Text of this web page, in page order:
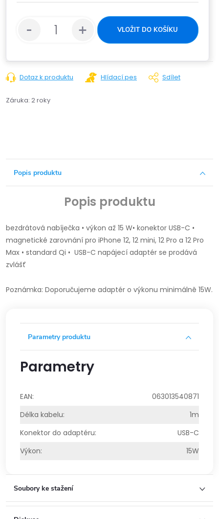
cena:
VLOŽIT DO KOŠÍKU
Dotaz k produktu Hlídací pes Sdílet
Záruka: 2 roky
Popis produktu
Popis produktu
bezdrátová nabíječka • výkon až 15 W• konektor USB-C •
magnetické zarovnání pro iPhone 12, 12 mini, 12 Pro a 12 Pro
Max • standard Qi • USB-C napájecí adaptér se prodává
zvlášť
Poznámka: Doporučujeme adaptér o výkonu minimálně 15W.
Parametry produktu
Parametry
EAN:
063013540871
Délka kabelu:
1m
Konektor do adaptéru:
USB-C
Výkon: 15W
Soubory ke stažení